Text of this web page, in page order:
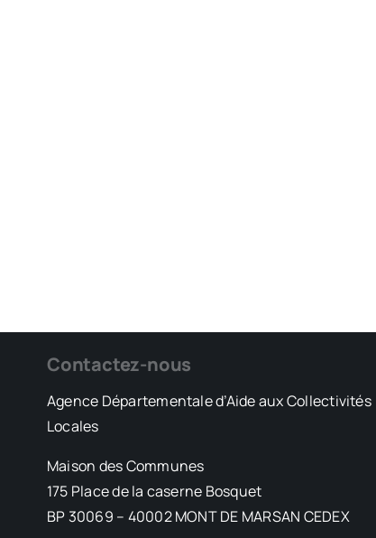
Contactez-nous
Agence Départementale d’Aide aux Collectivités
Locales
Maison des Communes
175 Place de la caserne Bosquet
BP 30069 – 40002 MONT DE MARSAN CEDEX